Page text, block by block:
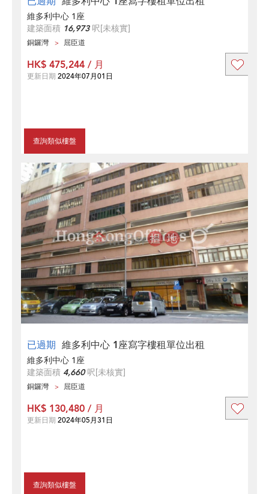
維多利中心 1座
建築面積 16,973呎[未核實]
銅鑼灣 屈臣道
查詢類似樓盤
HK$ 475,244 / 月
更新日期 2024年07月01日
已過期 維多利中心 1座寫字樓租單位出租
維多利中心 1座
建築面積 4,660呎[未核實]
銅鑼灣 屈臣道
查詢類似樓盤
HK$ 130,480 / 月
更新日期 2024年05月31日